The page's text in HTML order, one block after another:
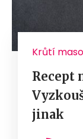
Krůtí maso
Recept
jinak